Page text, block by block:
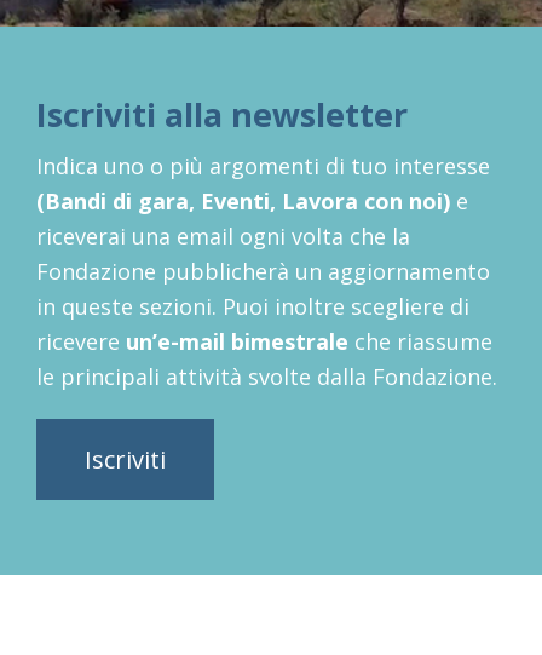
Iscriviti alla newsletter
Indica uno o più argomenti di tuo interesse
(Bandi di gara, Eventi, Lavora con noi)e
riceverai una email ogni volta che la
Fondazione pubblicherà un aggiornamento
in queste sezioni. Puoi inoltre scegliere di
ricevere un’e-mail bimestrale che riassume
le principali attività svolte dalla Fondazione.
Iscriviti